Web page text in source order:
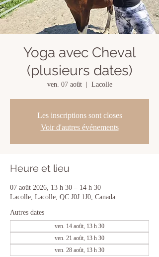
Yoga avec Cheval
(plusieurs dates)
ven. 07 août
  |
Lacolle
Les inscriptions sont closes
Voir d'autres événements
Heure et lieu
07 août 2026, 13 h 30 – 14 h 30
Lacolle, Lacolle, QC J0J 1J0, Canada
Autres dates
ven. 14 août, 13 h 30
ven. 21 août, 13 h 30
ven. 28 août, 13 h 30